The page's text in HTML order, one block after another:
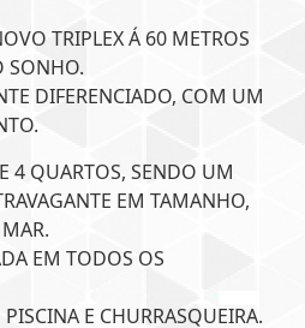
TRIPLEX Á 60 METROS
SONHO.
DIFERENCIADO, COM UM
4 QUARTOS, SENDO UM
EM TAMANHO,
EM TODOS OS
E CHURRASQUEIRA.